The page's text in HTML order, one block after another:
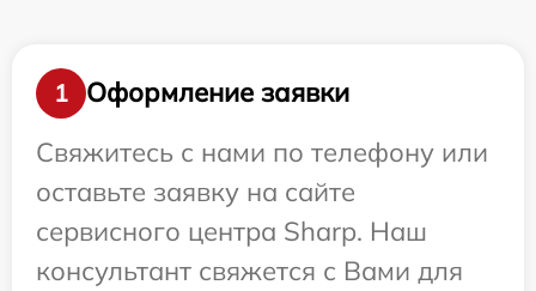
1
Оформление заявки
Свяжитесь с нами по телефону или
оставьте заявку на сайте
сервисного центра Sharp. Наш
консультант свяжется с Вами для